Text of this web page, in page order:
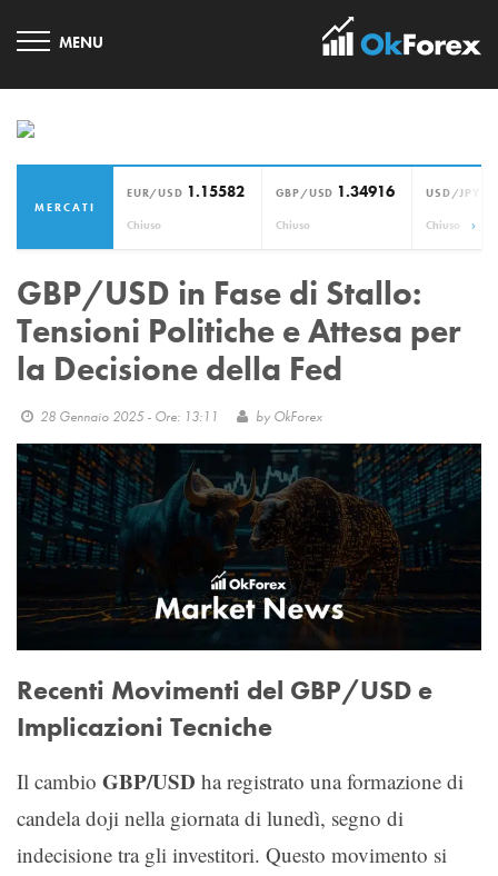
MERCATI
EUR/USD 1.15582
Chiuso
GBP/USD 1.34916
Chiuso
USD/JPY
Chiuso ›
GBP/USD in Fase di Stallo:
Tensioni Politiche e Attesa per
la Decisione della Fed
28 Gennaio 2025 - Ore: 13:11 by OkForex
Recenti Movimenti del GBP/USD e
Implicazioni Tecniche
Il cambio GBP/USD ha registrato una formazione di
candela doji nella giornata di lunedì, segno di
indecisione tra gli investitori. Questo movimento si